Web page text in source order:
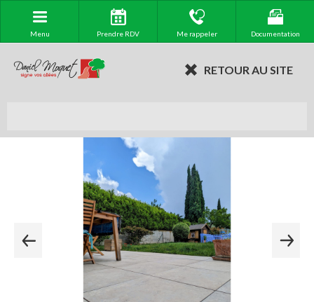
Menu Prendre RDV Me rappeler Documentation
RETOUR AU SITE